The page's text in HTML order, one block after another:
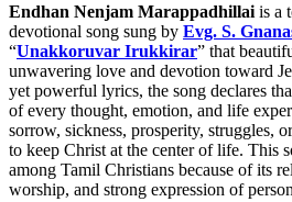
Endhan Nenjam Marappadhillai is a
devotional song sung by Evg. S.
“Unakkoruvar Irukkirar” that
unwavering love and devotion toward
yet powerful lyrics, the song declares
of every thought, emotion, and life
sorrow, sickness, prosperity, struggles,
to keep Christ at the center of life. This
among Tamil Christians because of its
worship, and strong expression of